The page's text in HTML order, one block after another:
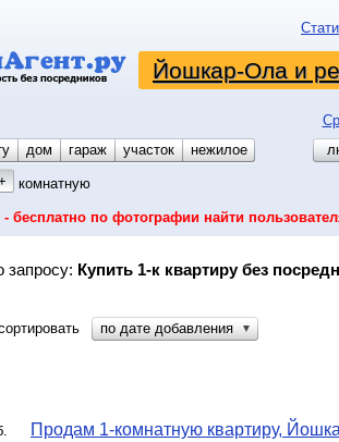
Йошкар-Ола и
койко-место
дом гараж участок
нежилое
комнатную
- бесплатно по фотографии найти
запросу: Купить 1-к квартиру без
по дате добавления ▼
Продам 1-комнатную квартиру,